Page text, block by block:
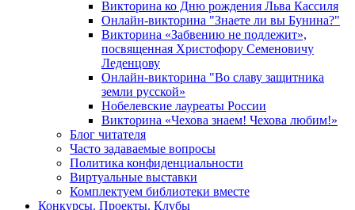
Викторина ко Дню рождения Льва Кассиля
Онлайн-викторина "Знаете ли вы Бунина?"
Викторина «Забвению не подлежит»,
посвященная Христофору Семеновичу
Леденцову
Онлайн-викторина "Во славу защитника
земли русской»
Нобелевские лауреаты России
Викторина «Чехова знаем! Чехова любим!»
Блог читателя
Часто задаваемые вопросы
Политика конфиденциальности
Виртуальные выставки
Комплектуем библиотеки вместе
Конкурсы. Проекты. Клубы